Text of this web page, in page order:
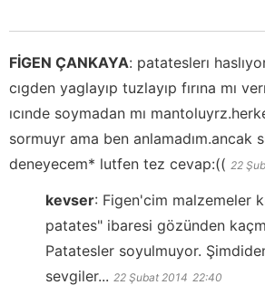
FİGEN ÇANKAYA: patateslerı
cıgden yaglayıp tuzlayıp fırına mı
ıcınde soymadan mı
sormuyr ama ben anlamadım.ancak
deneyecem* lutfen tez cevap:(( 22
kevser: Figen'cim malzemeler
patates" ibaresi gözünden
Patatesler soyulmuyor.
sevgiler... 22 Şubat 2014 22:40